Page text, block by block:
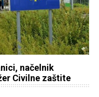
načelnik
Civilne zaštite